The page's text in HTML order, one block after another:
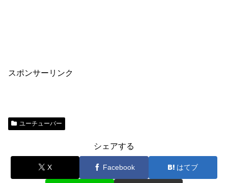
スポンサーリンク
ユーチューバー
シェアする
X Facebook はてブ